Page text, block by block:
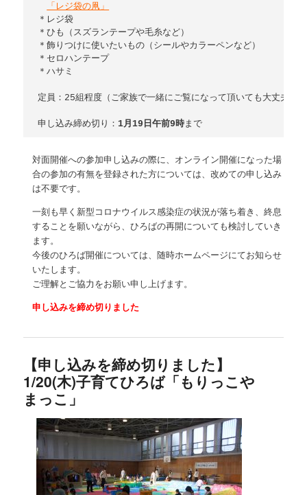
＊レジ袋
＊ひも（スズランテープや毛糸など）
＊飾りつけに使いたいもの（シールやカラーペンなど）
＊セロハンテープ
＊ハサミ
定員：25組程度（ご家族で一緒にご覧になって頂いても大丈夫で
申し込み締め切り：1月19日午前9時まで
対面開催への参加申し込みの際に、オンライン開催になった場
合の参加の有無を登録された方については、改めての申し込み
は不要です。
一刻も早く新型コロナウイルス感染症の状況が落ち着き、終息
することを願いながら、ひろばの再開についても検討していき
ます。
今後のひろば開催については、随時ホームページにてお知らせ
いたします。
ご理解とご協力をお願い申し上げます。
申し込みを締め切りました
【申し込みを締め切りました】
1/20(木)子育てひろば「もりっこや
まっこ」